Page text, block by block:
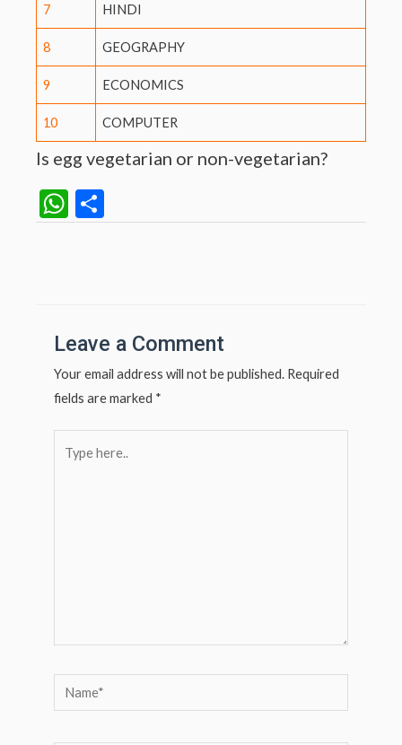
7 HINDI
8 GEOGRAPHY
9 ECONOMICS
10 COMPUTER
Is egg vegetarian or non-vegetarian?
W
h
p
p
h
Leave a Comment
Your email address will not be published. Required
fields are marked *
here..
Name*